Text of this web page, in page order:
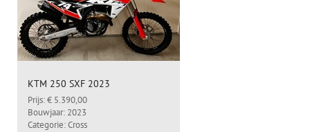
KTM 250 SXF 2023
Prijs: € 5.390,00
Bouwjaar: 2023
Categorie: Cross